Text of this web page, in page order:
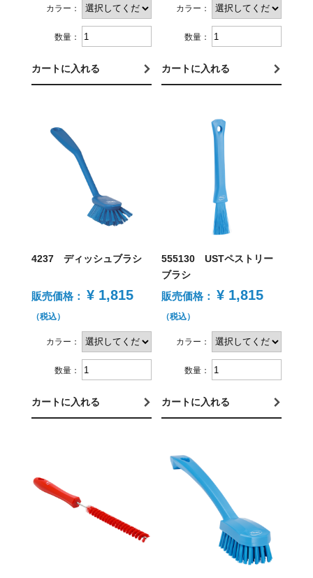
カラー：
数量：
カートに入れる
カラー：
数量：
カートに入れる
4237 ディッシュブラシ
販売価格： ¥ 1,815
（税込）
カラー：
数量：
カートに入れる
555130 USTペストリー
ブラシ
販売価格： ¥ 1,815
（税込）
カラー：
数量：
カートに入れる